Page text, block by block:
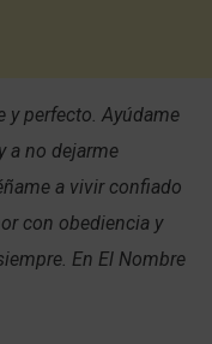
y perfecto. Ayúdame
a no dejarme
a vivir confiado
con obediencia y
En El Nombre